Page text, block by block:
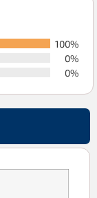
100%
0%
0%